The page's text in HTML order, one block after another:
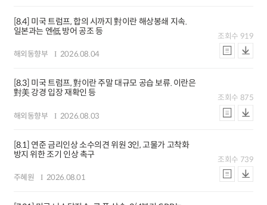
[8.4] 미국 트럼프, 합의 시까지 對이란 해상봉쇄 지속.
일본과는 엔低 방어 공조 등
조회수 919
해외동향부
2026.08.04
[8.3] 미국 트럼프, 對이란 주말 대규모 공습 보류. 이란은
對美 강경 입장 재확인 등
조회수 875
해외동향부
2026.08.03
[8.1] 연준 금리인상 소수의견 위원 3인, 고물가 고착화
방지 위한 조기 인상 촉구
조회수 739
주혜원
2026.08.01